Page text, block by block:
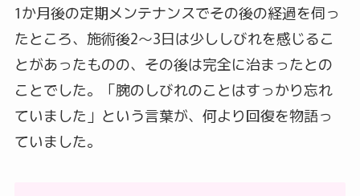
1か月後の定期メンテナンスでその後の経過を伺っ
たところ、施術後2〜3日は少ししびれを感じるこ
とがあったものの、その後は完全に治まったとの
ことでした。「腕のしびれのことはすっかり忘れ
ていました」という言葉が、何より回復を物語っ
ていました。